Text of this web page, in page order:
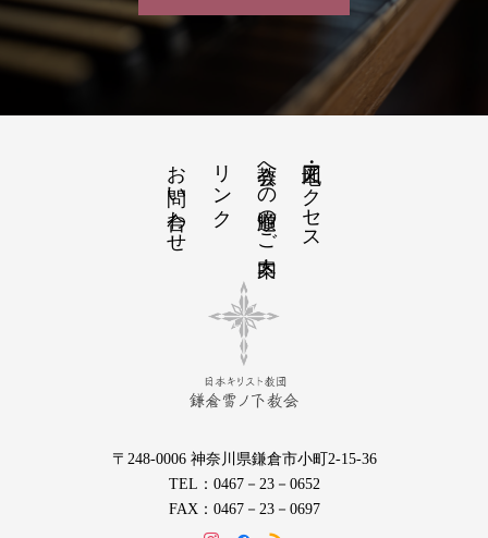
地図・アクセス
教会への道順のご案内
リンク
お問い合わせ
〒248-0006 神奈川県鎌倉市小町2-15-36
TEL：0467－23－0652
FAX：0467－23－0697